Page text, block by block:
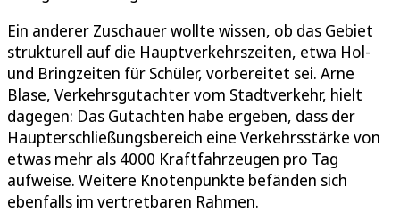
Ein anderer Zuschauer wollte wissen, ob das Gebiet
strukturell auf die Hauptverkehrszeiten, etwa Hol-
und Bringzeiten für Schüler, vorbereitet sei. Arne
Blase, Verkehrsgutachter vom Stadtverkehr, hielt
dagegen: Das Gutachten habe ergeben, dass der
Haupterschließungsbereich eine Verkehrsstärke von
etwas mehr als 4000 Kraftfahrzeugen pro Tag
aufweise. Weitere Knotenpunkte befänden sich
ebenfalls im vertretbaren Rahmen.